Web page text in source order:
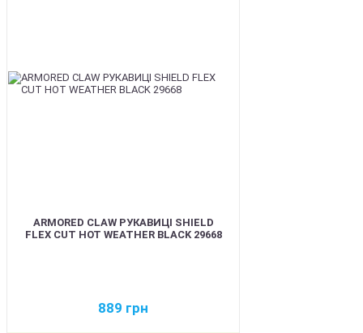
ARMORED CLAW РУКАВИЦІ SHIELD
FLEX CUT HOT WEATHER BLACK 29668
889 грн